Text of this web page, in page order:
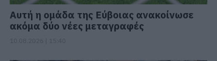
Αυτή η ομάδα της Εύβοιας ανακοίνωσε
ακόμα δύο νέες μεταγραφές